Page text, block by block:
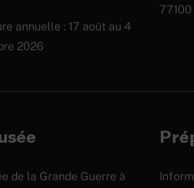
annuelle : 17 août au 4
2026
de la Grande Guerre à